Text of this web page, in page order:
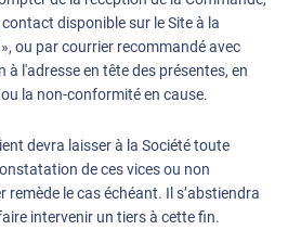
disponible sur le Site à la
ou par courrier recommandé avec
à l'adresse en tête des présentes, en
la non-conformité en cause.
devra laisser à la Société toute
de ces vices ou non
le cas échéant. Il s’abstiendra
intervenir un tiers à cette fin.